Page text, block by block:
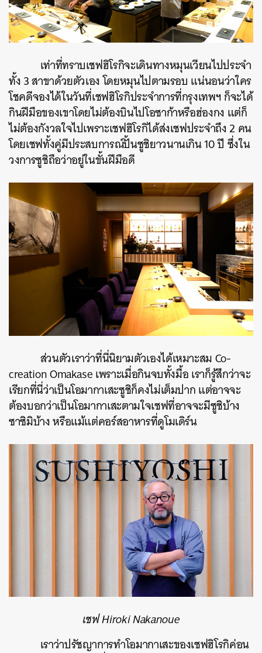
เท่าที่ทราบเชฟฮิโรกิจะเดินทางหมุนเวียนไปประจำ
ทั้ง 3 สาขาด้วยตัวเอง โดยหมุนไปตามรอบ แน่นอนว่าใคร
โชคดีจองได้ในวันที่เชฟฮิโรกิประจำการที่กรุงเทพฯ ก็จะได้
กินฝีมือของเขาโดยไม่ต้องบินไปโอซาก้าหรือฮ่องกง แต่ก็
ไม่ต้องกังวลใจไปเพราะเชฟฮิโรกิได้ส่งเชฟประจำถึง 2 คน
โดยเชฟทั้งคู่มีประสบการณ์ปั้นซูชิยาวนานเกิน 10 ปี ซึ่งใน
วงการซูชิถือว่าอยู่ในขั้นฝีมือดี
ส่วนตัวเราว่าที่นี่นิยามตัวเองได้เหมาะสม Co-
creation Omakase เพราะเมื่อกินจบทั้งมื้อ เราก็รู้สึกว่าจะ
เรียกที่นี่ว่าเป็นโอมากาเสะซูชิก็คงไม่เต็มปาก แต่อาจจะ
ต้องบอกว่าเป็นโอมากาเสะตามใจเชฟที่อาจจะมีซูชิบ้าง
ซาซิมิบ้าง หรือแม้แต่คอร์สอาหารที่ดูโมเดิร์น
เชฟ Hiroki Nakanoue
เราว่าปรัชญาการทำโอมากาเสะของเชฟฮิโรกิค่อน